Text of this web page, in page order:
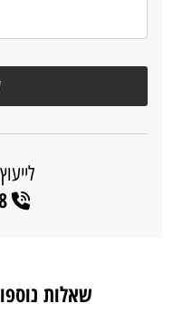
077-9973868
שאלות